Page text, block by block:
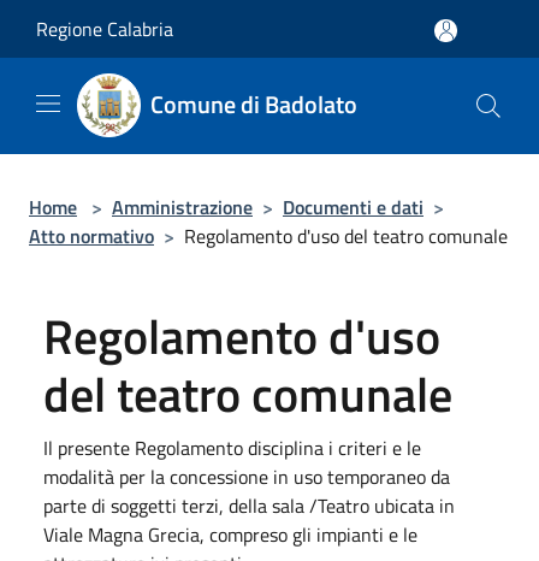
Regione Calabria
Comune di Badolato
Home > Amministrazione > Documenti e dati >
Atto normativo > Regolamento d'uso del teatro comunale
Regolamento d'uso
del teatro comunale
Il presente Regolamento disciplina i criteri e le
modalità per la concessione in uso temporaneo da
parte di soggetti terzi, della sala /Teatro ubicata in
Viale Magna Grecia, compreso gli impianti e le